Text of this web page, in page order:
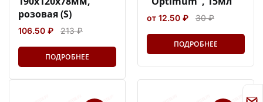
розовая (S)
106.50 ₽ 213 ₽
ПОДРОБНЕЕ
от 12.50 ₽ 30 ₽
ПОДРОБНЕЕ